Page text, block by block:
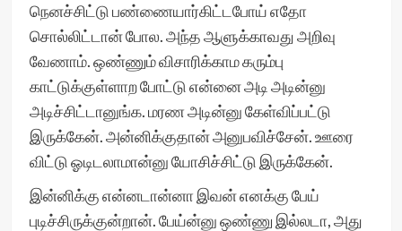
நெனச்சிட்டு பண்ணையார்கிட்டபோய் எதோ
சொல்லிட்டான் போல. அந்த ஆளுக்காவது அறிவு
வேணாம். ஒண்ணும் விசாரிக்காம கரும்பு
காட்டுக்குள்ளாற போட்டு என்னை அடி அடின்னு
அடிச்சிட்டானுங்க. மரண அடின்னு கேள்விப்பட்டு
இருக்கேன். அன்னிக்குதான் அனுபவிச்சேன். ஊரை
விட்டு ஓடிடலாமான்னு யோசிச்சிட்டு இருக்கேன்.
இன்னிக்கு என்னடான்னா இவன் எனக்கு பேய்
புடிச்சிருக்குன்றான். பேய்ன்னு ஒண்ணு இல்லடா, அது